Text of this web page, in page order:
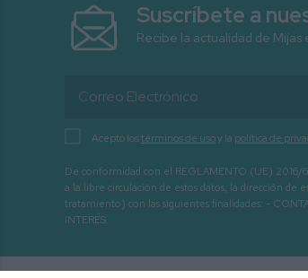
Suscríbete a
Recibe la actualidad de
Acepto lostérminos de usoy la política de
De conformidad con el REGLAMENTO (UE) 2016/
a la libre circulación de estos datos, la dirección de
tratamiento) con las siguientes finalidades: -
INTERÉS.